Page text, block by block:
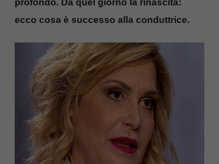
ecco cosa è successo alla conduttrice.